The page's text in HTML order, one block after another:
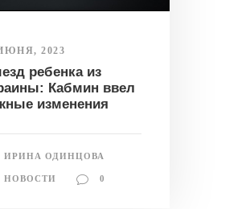
2023
ребенка из
Кабмин ввел
изменения
ИРИНА ОДИНЦОВА
НОВОСТИ 0